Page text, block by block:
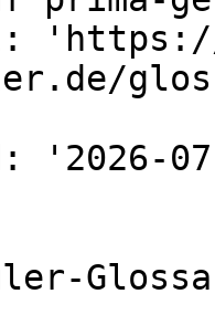
'https://
'2026-